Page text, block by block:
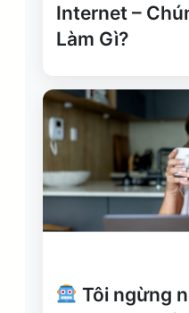
Internet –
Làm Gì?
Tôi ngừng